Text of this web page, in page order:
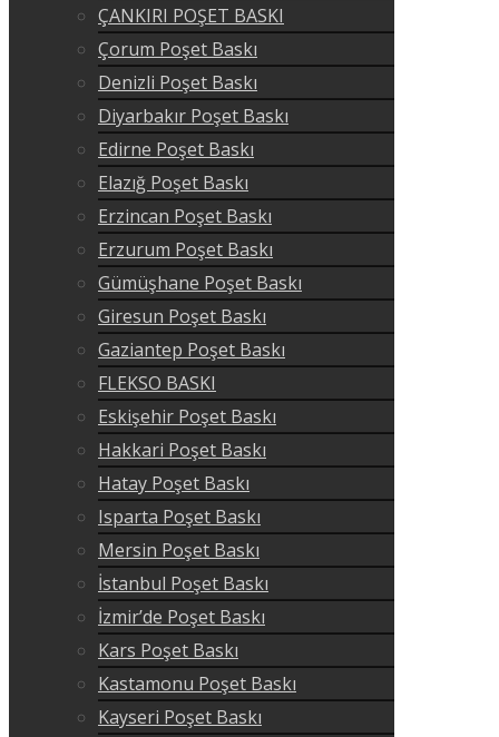
ÇANKIRI POŞET BASKI
Çorum Poşet Baskı
Denizli Poşet Baskı
Diyarbakır Poşet Baskı
Edirne Poşet Baskı
Elazığ Poşet Baskı
Erzincan Poşet Baskı
Erzurum Poşet Baskı
Gümüşhane Poşet Baskı
Giresun Poşet Baskı
Gaziantep Poşet Baskı
FLEKSO BASKI
Eskişehir Poşet Baskı
Hakkari Poşet Baskı
Hatay Poşet Baskı
Isparta Poşet Baskı
Mersin Poşet Baskı
İstanbul Poşet Baskı
İzmir’de Poşet Baskı
Kars Poşet Baskı
Kastamonu Poşet Baskı
Kayseri Poşet Baskı